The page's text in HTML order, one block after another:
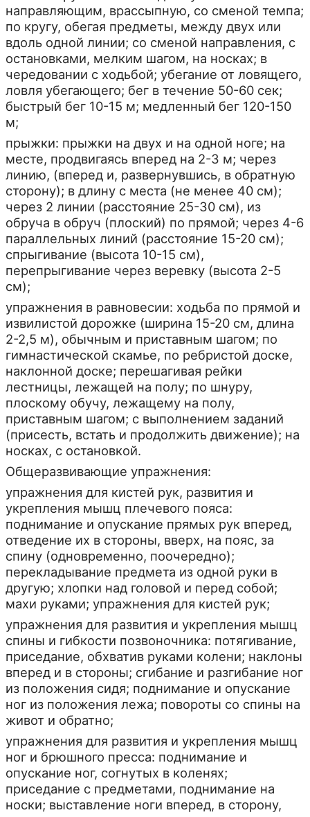
направляющим, врассыпную, со сменой темпа;
по кругу, обегая предметы, между двух или
вдоль одной линии; со сменой направления, с
остановками, мелким шагом, на носках; в
чередовании с ходьбой; убегание от ловящего,
ловля убегающего; бег в течение 50-60 сек;
быстрый бег 10-15 м; медленный бег 120-150
м;
прыжки: прыжки на двух и на одной ноге; на
месте, продвигаясь вперед на 2-3 м; через
линию, (вперед и, развернувшись, в обратную
сторону); в длину с места (не менее 40 см);
через 2 линии (расстояние 25-30 см), из
обруча в обруч (плоский) по прямой; через 4-6
параллельных линий (расстояние 15-20 см);
спрыгивание (высота 10-15 см),
перепрыгивание через веревку (высота 2-5
см);
упражнения в равновесии: ходьба по прямой и
извилистой дорожке (ширина 15-20 см, длина
2-2,5 м), обычным и приставным шагом; по
гимнастической скамье, по ребристой доске,
наклонной доске; перешагивая рейки
лестницы, лежащей на полу; по шнуру,
плоскому обучу, лежащему на полу,
приставным шагом; с выполнением заданий
(присесть, встать и продолжить движение); на
носках, с остановкой.
Общеразвивающие упражнения:
упражнения для кистей рук, развития и
укрепления мышц плечевого пояса:
поднимание и опускание прямых рук вперед,
отведение их в стороны, вверх, на пояс, за
спину (одновременно, поочередно);
перекладывание предмета из одной руки в
другую; хлопки над головой и перед собой;
махи руками; упражнения для кистей рук;
упражнения для развития и укрепления мышц
спины и гибкости позвоночника: потягивание,
приседание, обхватив руками колени; наклоны
вперед и в стороны; сгибание и разгибание ног
из положения сидя; поднимание и опускание
ног из положения лежа; повороты со спины на
живот и обратно;
упражнения для развития и укрепления мышц
ног и брюшного пресса: поднимание и
опускание ног, согнутых в коленях;
приседание с предметами, поднимание на
носки; выставление ноги вперед, в сторону,